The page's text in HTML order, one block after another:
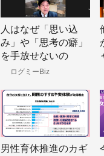
人はなぜ「思い込
み」や「思考の癖」
を手放せないの
か？ アンラーンの
身を客観視するコツ
ログミーBiz
男性育休推進のカギ